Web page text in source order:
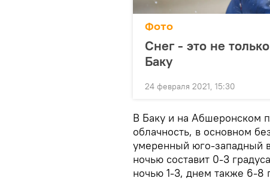
Фото
Снег - это не
Баку
24 февраля 2021, 15:30
В Баку и на Абшеронском
облачность, в основном
умеренный юго-западный
ночью составит 0-3
ночью 1-3, днем также 6-8